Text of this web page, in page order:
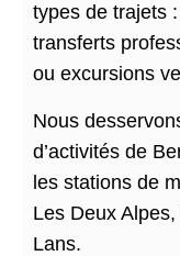
types de trajets
transferts
ou excursions
Nous
d’activités de
les stations de
Les Deux Alpes,
Lans.